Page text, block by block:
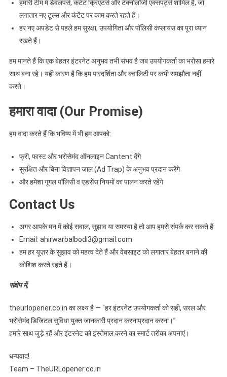
हमारी टीम में डेवलपर्स, कंटेंट क्रिएटर्स और टेक्नोलॉजी एक्सपर्ट्स शामिल हैं, जो
लगातार नए टूल्स और कंटेंट पर काम करते रहते हैं।
हर नए अपडेट से पहले हम सुरक्षा, उपयोगिता और पॉलिसी कंप्लायंस का पूरा ध्यान
रखते हैं।
हम मानते हैं कि एक बेहतर इंटरनेट अनुभव तभी संभव है जब उपयोगकर्ता का भरोसा हमारे
साथ बना रहे। यही कारण है कि हम पारदर्शिता और क्वालिटी पर कभी समझौता नहीं
करते।
हमारा वादा (Our Promise)
हम वादा करते हैं कि भविष्य में भी हम आपको:
फ्री, फास्ट और भरोसेमंद ऑनलाइन Cantent देंगे
सुरक्षित और बिना विज्ञापन जाल (Ad Trap) के अनुभव प्रदान करेंगे
और हमेशा गूगल पॉलिसी व एडसेंस नियमों का पालन करते रहेंगे
Contact Us
अगर आपके मन में कोई सवाल, सुझाव या समस्या है तो आप हमसे संपर्क कर सकते हैं:
Email: ahirwarbalbodi3@gmail.com
हम हर यूज़र के सुझाव को महत्व देते हैं और वेबसाइट को लगातार बेहतर बनाने की
कोशिश करते रहते हैं।
संक्षेप में,
theurlopener.co.in का लक्ष्य है — “हर इंटरनेट उपयोगकर्ता को सही, सरल और
भरोसेमंद डिजिटल सुविधा युक्त जानकारी प्रदान करनाप्रदान करना।”
हमारे साथ जुड़े रहें और इंटरनेट को इस्तेमाल करने का स्मार्ट तरीका अपनाएं।
धन्यवाद!
Team – TheURLopener.co.in